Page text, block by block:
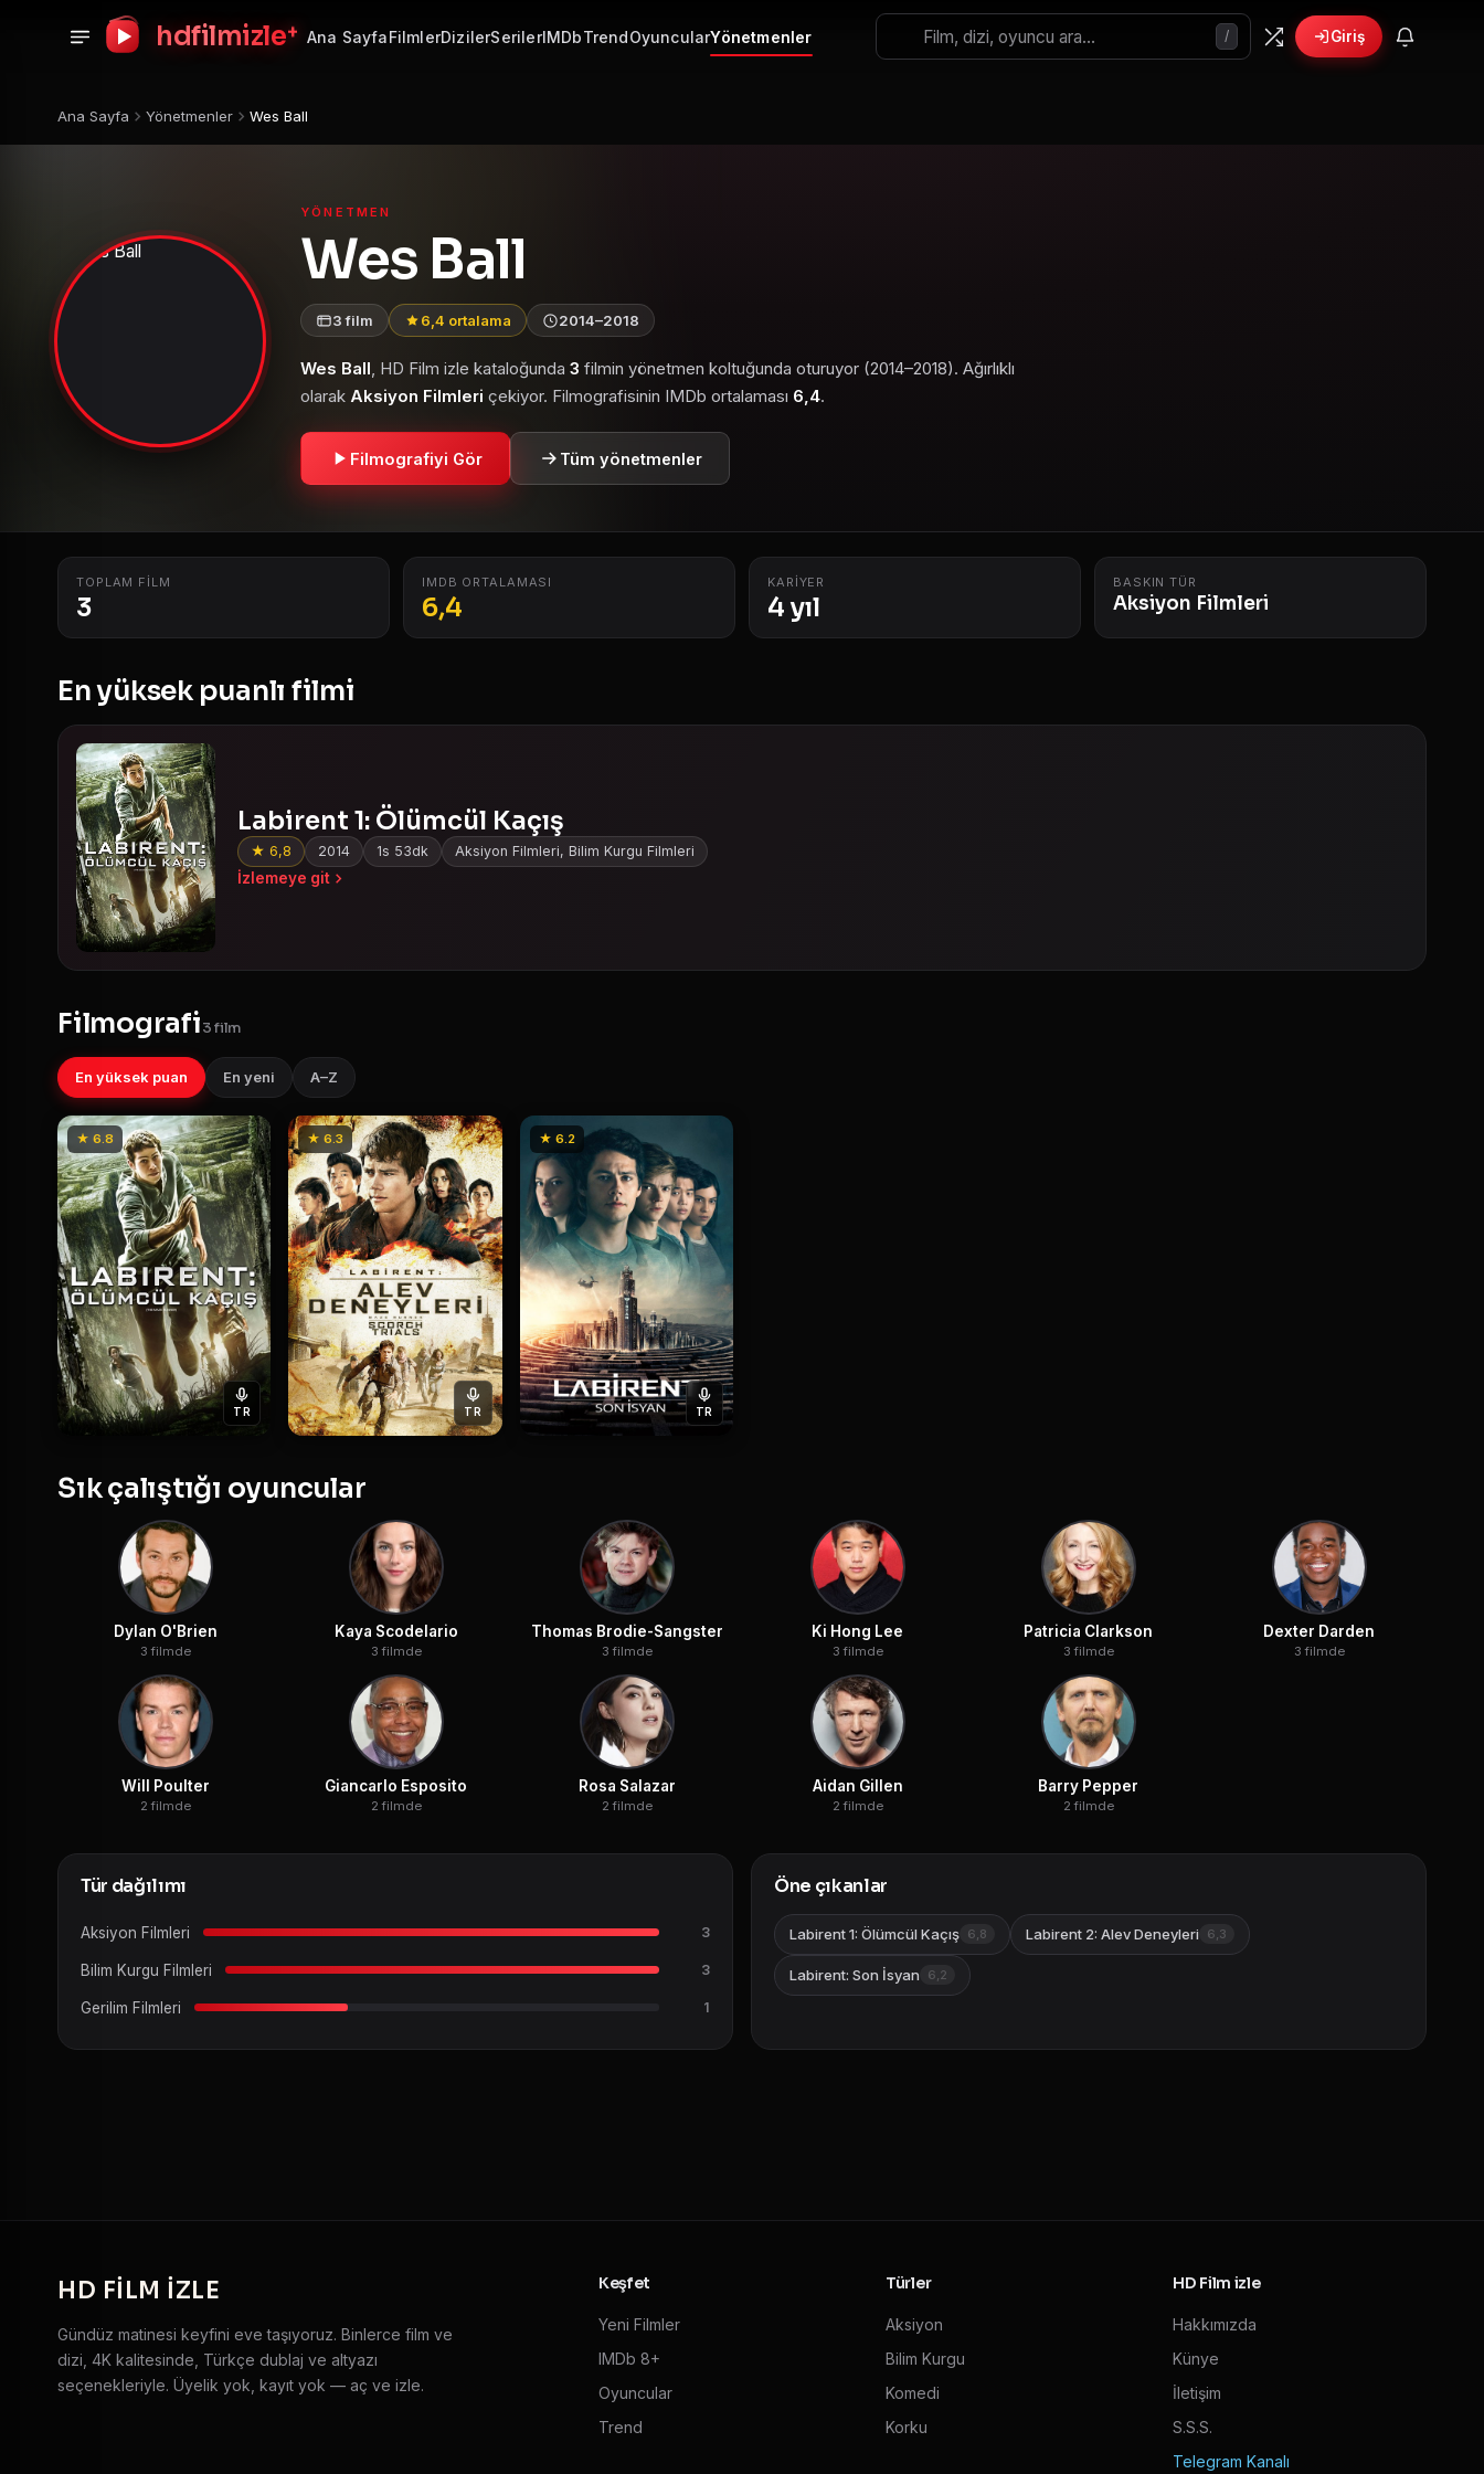
hdfilmizle+ Ana SayfaFilmlerDizilerSerilerIMDbTrendOyuncularYönetmenler / Giriş
Ana Sayfa Yönetmenler Wes Ball
YÖNETMEN
Wes Ball
3 film 6,4 ortalama 2014–2018
Wes Ball, HD Film izle kataloğunda 3 filmin yönetmen koltuğunda oturuyor (2014–2018). Ağırlıklı
olarak Aksiyon Filmleri çekiyor. Filmografisinin IMDb ortalaması 6,4.
Filmografiyi Gör Tüm yönetmenler
TOPLAM FILM
3
IMDB ORTALAMASI
6,4
KARIYER
4 yıl
BASKIN TÜR
Aksiyon Filmleri
En yüksek puanlı filmi
Labirent 1: Ölümcül Kaçış
★ 6,8 2014 1s 53dk Aksiyon Filmleri, Bilim Kurgu Filmleri
İzlemeye git
Filmografi3 film
En yüksek puan En yeni A–Z
★ 6.8
TR
★ 6.3
TR
★ 6.2
TR
Sık çalıştığı oyuncular
Dylan O'Brien
3 filmde
Kaya Scodelario
3 filmde
Thomas Brodie-Sangster
3 filmde
Ki Hong Lee
3 filmde
Patricia Clarkson
3 filmde
Dexter Darden
3 filmde
Will Poulter
2 filmde
Giancarlo Esposito
2 filmde
Rosa Salazar
2 filmde
Aidan Gillen
2 filmde
Barry Pepper
2 filmde
Tür dağılımı
Aksiyon Filmleri 3
Bilim Kurgu Filmleri 3
Gerilim Filmleri 1
Öne çıkanlar
Labirent 1: Ölümcül Kaçış 6,8 Labirent 2: Alev Deneyleri 6,3
Labirent: Son İsyan 6,2
HD FILM IZLE
Gündüz matinesi keyfini eve taşıyoruz. Binlerce film ve
dizi, 4K kalitesinde, Türkçe dublaj ve altyazı
seçenekleriyle. Üyelik yok, kayıt yok — aç ve izle.
Keşfet
Yeni Filmler
IMDb 8+
Oyuncular
Trend
Türler
Aksiyon
Bilim Kurgu
Komedi
Korku
HD Film izle
Hakkımızda
Künye
İletişim
S.S.S.
Telegram Kanalı